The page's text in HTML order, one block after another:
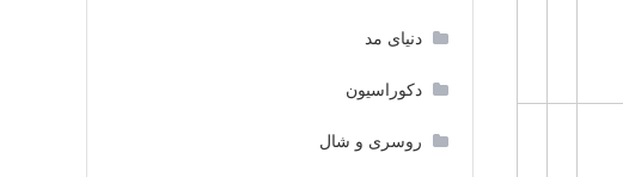
دنیای مد
دکوراسیون
روسری و شال